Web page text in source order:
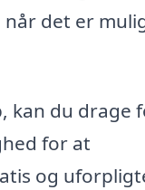
det er
kan du drage
for at
og